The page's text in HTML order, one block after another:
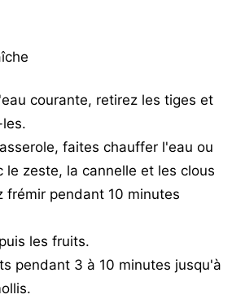
courante, retirez les tiges et
faites chauffer l'eau ou
le zeste, la cannelle et les clous
frémir pendant 10 minutes
les fruits.
pendant 3 à 10 minutes jusqu'à